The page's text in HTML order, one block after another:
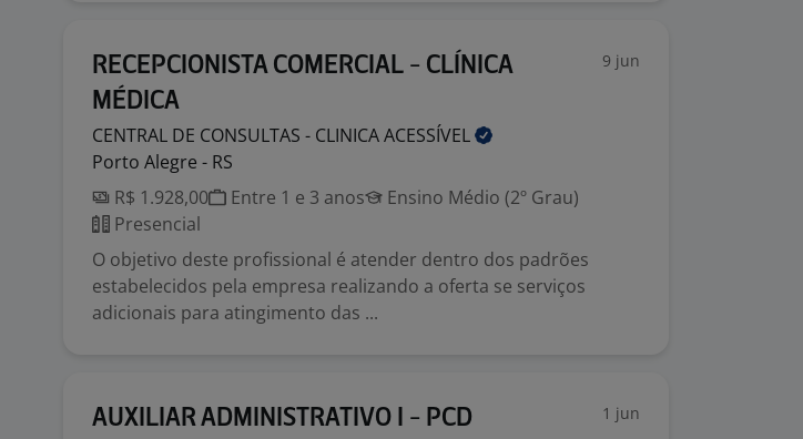
RECEPCIONISTA COMERCIAL - CLÍNICA
MÉDICA
9 jun
CENTRAL DE CONSULTAS - CLINICAACESSÍVEL
Porto Alegre - RS
R$ 1.928,00
Entre 1 e 3 anos
Ensino Médio (2º Grau)
Presencial
O objetivo deste profissional é atender dentro dos padrões
estabelecidos pela empresa realizando a oferta se serviços
adicionais para atingimento das ...
AUXILIAR ADMINISTRATIVO I - PCD 1 jun